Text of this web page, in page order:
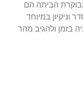
הביתה הם
וניקיון במיוחד
בזמן ולהגיב מהר